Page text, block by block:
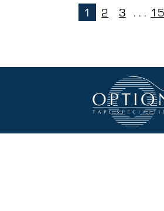
1(current)
2(current)
3(current)
. . . 15